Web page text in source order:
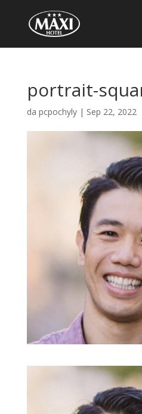
portrait-
da pcpochyly| Sep 22, 2022